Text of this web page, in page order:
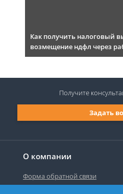
Как получить налоговый
возмещение ндфл через
О компании
Форма обратной связи
Задать
Получите